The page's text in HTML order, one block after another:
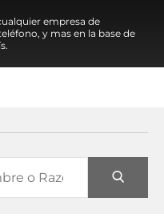
empresa de
y mas en la base de